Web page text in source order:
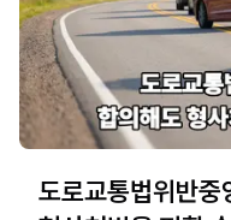
도로교통법위반